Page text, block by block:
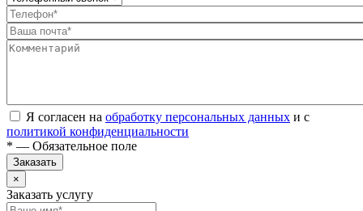
Я согласен на обработку персональных данных и с
политикой конфиденциальности
* — Обязательное поле
Заказать
×
Заказать услугу